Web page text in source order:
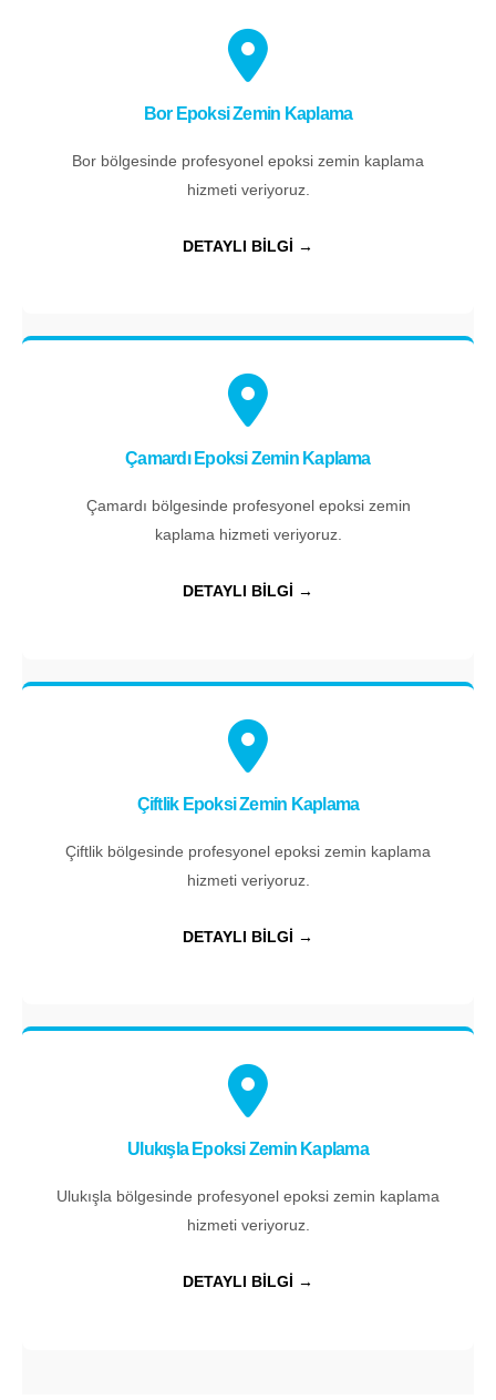
Bor Epoksi Zemin Kaplama
Bor bölgesinde profesyonel epoksi zemin kaplama
hizmeti veriyoruz.
DETAYLI BİLGİ →
Çamardı Epoksi Zemin Kaplama
Çamardı bölgesinde profesyonel epoksi zemin
kaplama hizmeti veriyoruz.
DETAYLI BİLGİ →
Çiftlik Epoksi Zemin Kaplama
Çiftlik bölgesinde profesyonel epoksi zemin kaplama
hizmeti veriyoruz.
DETAYLI BİLGİ →
Ulukışla Epoksi Zemin Kaplama
Ulukışla bölgesinde profesyonel epoksi zemin kaplama
hizmeti veriyoruz.
DETAYLI BİLGİ →